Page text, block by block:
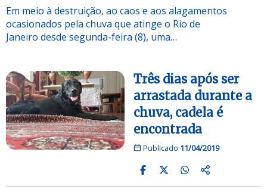
Em meio à destruição, ao caos e aos alagamentos
ocasionados pela chuva que atinge o Rio de
Janeiro desde segunda-feira (8), uma…
Três dias após ser
arrastada durante a
chuva, cadela é
encontrada
Publicado 11/04/2019